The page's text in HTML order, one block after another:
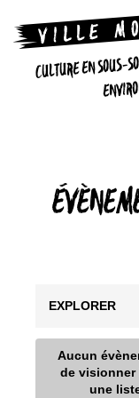
CULTURE EN SOUS-
EXPLORER
Aucun
de visionner
une